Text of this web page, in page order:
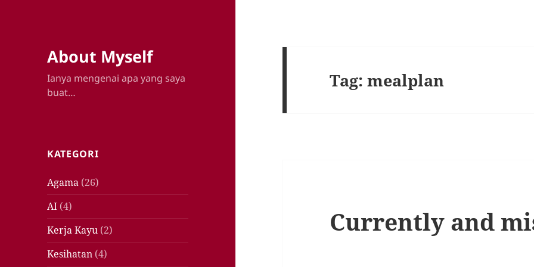
About Myself
Ianya mengenai apa yang saya
buat…
KATEGORI
Agama (26)
AI (4)
Kerja Kayu (2)
Kesihatan (4)
Tag:mealplan
Currently and